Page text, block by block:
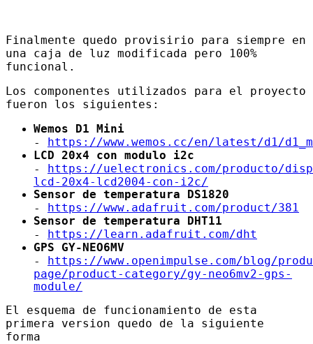
Finalmente quedo provisirio para siempre en
una caja de luz modificada pero 100%
funcional.
Los componentes utilizados para el proyecto
fueron los siguientes:
Wemos D1 Mini
- https://www.wemos.cc/en/latest/d1/
LCD 20x4 con modulo i2c
- https://uelectronics.com/producto/
lcd-20x4-lcd2004-con-i2c/
Sensor de temperatura DS1820
- https://www.adafruit.com/product/381
Sensor de temperatura DHT11
- https://learn.adafruit.com/dht
GPS GY-NEO6MV
- https://www.openimpulse.com/blog/
page/product-category/gy-neo6mv2-gps-
module/
El esquema de funcionamiento de esta
primera version quedo de la siguiente
forma